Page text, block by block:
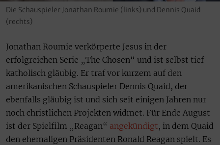
Die Schauspieler Jonathan Roumie (links) und Dennis Quaid
(rechts)
Jonathan Roumie verkörperte Jesus in der
erfolgreichen Serie „The Chosen“ und ist selbst tief
katholisch gläubig. Er traf vor kurzem auf den
amerikanischen Schauspieler Dennis Quaid, der
ebenfalls gläubig ist und sich seit einigen Jahren nur
noch christlichen Projekten widmet. Für Ende August
ist der Spielfilm „Reagan“ angekündigt, in dem Quaid
den ehemaligen Präsidenten Ronald Reagan spielt. Es